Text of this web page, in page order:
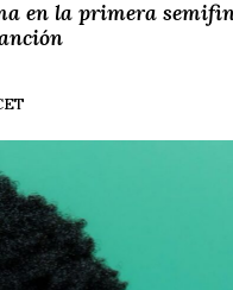
en la primera